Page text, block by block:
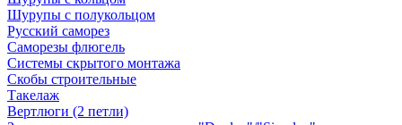
Шурупы с полукольцом
Русский саморез
Саморезы флюгель
Системы скрытого монтажа
Скобы строительные
Такелаж
Вертлюги (2 петли)